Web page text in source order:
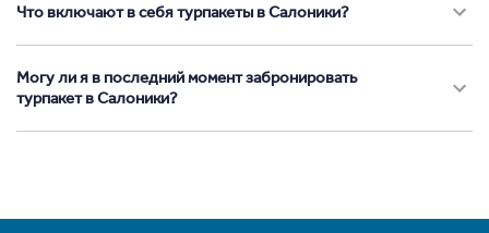
Что включают в себя турпакеты в Салоники?
Могу ли я в последний момент забронировать
турпакет в Салоники?